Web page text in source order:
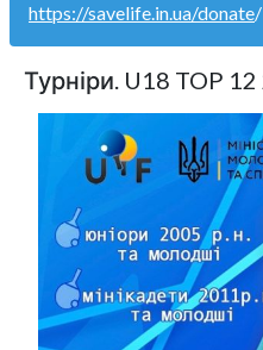
https://savelife.in.ua/donate
Турніри. U18 TOP